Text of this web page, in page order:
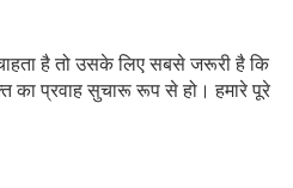
है तो उसके लिए सबसे जरूरी है कि
का प्रवाह सुचारू रूप से हो। हमारे पूरे